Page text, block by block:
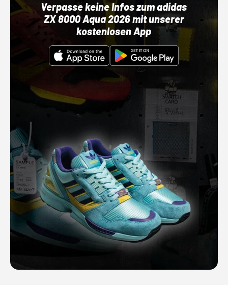
Verpasse keine Infos zum adidas
ZX 8000 Aqua 2026 mit unserer
kostenlosen App